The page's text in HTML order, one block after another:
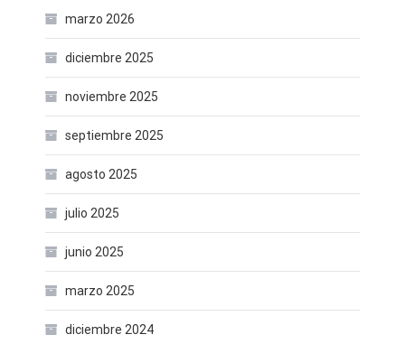
marzo 2026
diciembre 2025
noviembre 2025
septiembre 2025
agosto 2025
julio 2025
junio 2025
marzo 2025
diciembre 2024